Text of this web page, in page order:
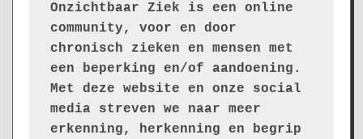
Onzichtbaar Ziek is een online
community, voor en door
chronisch zieken en mensen met
een beperking en/of aandoening.
Met deze website en onze social
media streven we naar meer
erkenning, herkenning en begrip